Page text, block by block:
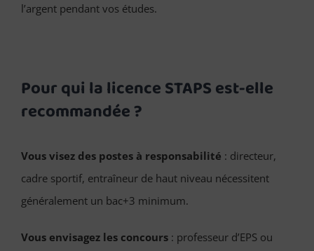
l’argent pendant vos études.
Pour qui la licence STAPS est-elle
recommandée ?
Vous visez des postes à responsabilité : directeur,
cadre sportif, entraîneur de haut niveau nécessitent
généralement un bac+3 minimum.
Vous envisagez les concours : professeur d’EPS ou